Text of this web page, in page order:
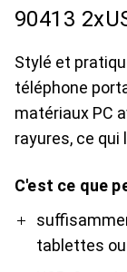
90413
Stylé et
téléphone
matériaux PC
rayures, ce qui
C'est ce que
Pro
tablettes